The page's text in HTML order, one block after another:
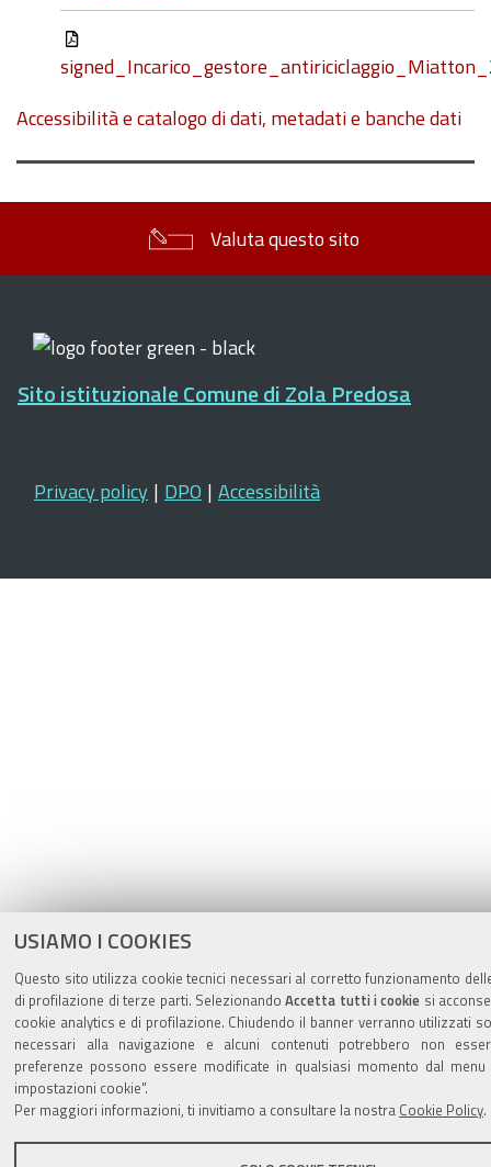
USIAMO I COOKIES
Questo sito utilizza cookie tecnici necessari al corretto funzionamento
di profilazione di terze parti. SelezionandoAccetta tutti i cookie si
cookie analytics e di profilazione. Chiudendo il banner verranno utilizzati
necessari alla navigazione e alcuni contenuti potrebbero non
preferenze possono essere modificate in qualsiasi momento dal menu
impostazioni cookie".
Per maggiori informazioni, ti invitiamo a consultare la nostra Cookie Policy.
Accessibilità e catalogo di dati, metadati e banche dati
Valuta questo sito
Sito istituzionale Comune di Zola Predosa
Privacy policy | DPO | Accessibilità